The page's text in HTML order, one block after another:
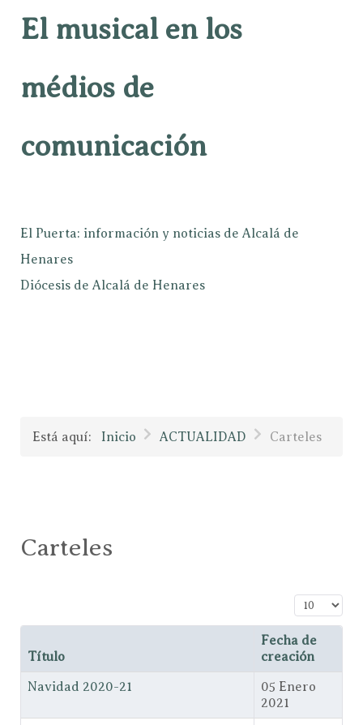
El musical en los
médios de
comunicación
El Puerta: información y noticias de Alcalá de
Henares
Diócesis de Alcalá de Henares
Está aquí: Inicio ACTUALIDAD Carteles
Carteles
Cantidad
Título
Fecha de
creación
Navidad 2020-21
05 Enero
2021